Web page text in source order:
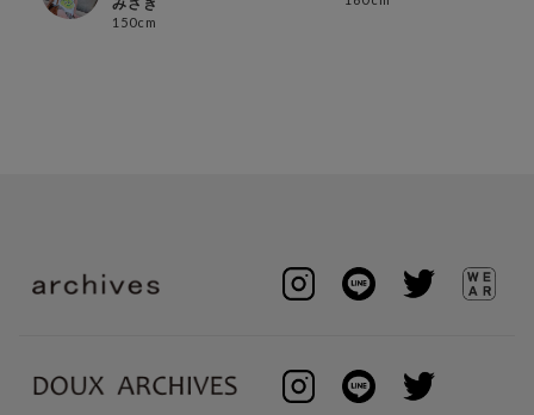
150cm